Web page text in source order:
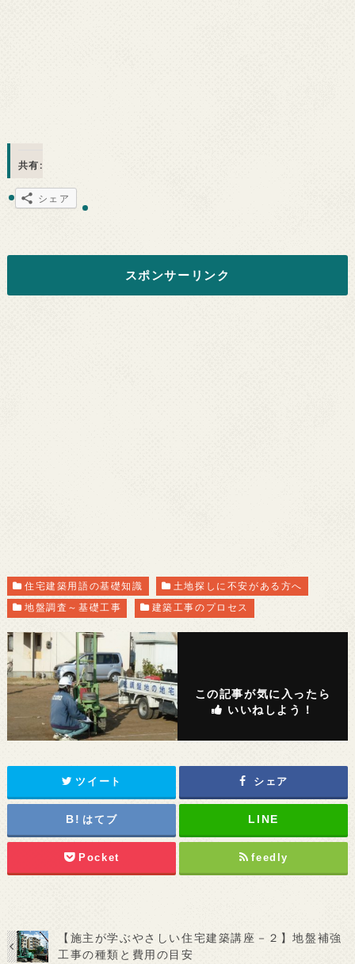
共有:
シェア
スポンサーリンク
住宅建築用語の基礎知識
土地探しに不安がある方へ
地盤調査～基礎工事
建築工事のプロセス
この記事が気に入ったら
いいねしよう！
ツイート シェア
はてブ
Pocket feedly
【施主が学ぶやさしい住宅建築講座－２】地盤補強
工事の種類と費用の目安